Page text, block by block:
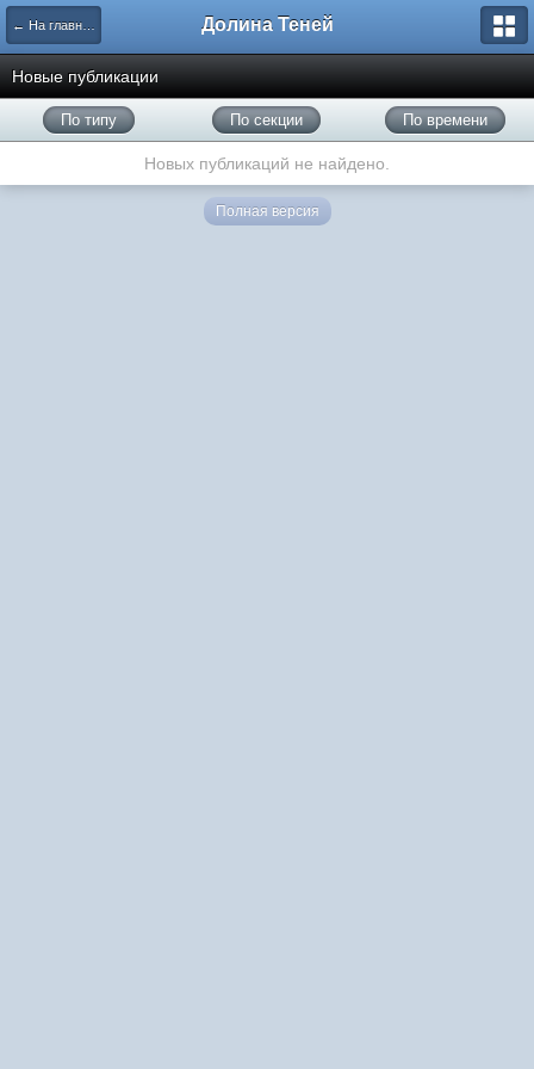
← На главную Долина Теней
Новые публикации
По типу По секции По времени
Новых публикаций не найдено.
Полная версия